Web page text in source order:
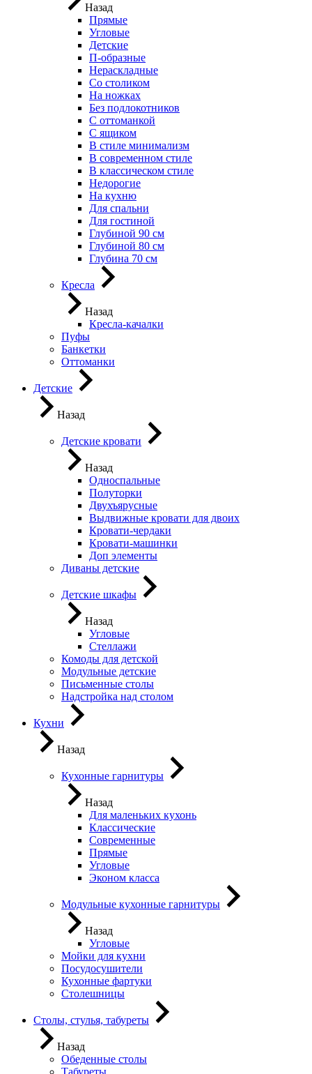
Назад
Прямые
Угловые
Детские
П-образные
Нераскладные
Со столиком
На ножках
Без подлокотников
С оттоманкой
С ящиком
В стиле минимализм
В современном стиле
В классическом стиле
Недорогие
На кухню
Для спальни
Для гостиной
Глубиной 90 см
Глубиной 80 см
Глубина 70 см
Кресла
Назад
Кресла-качалки
Пуфы
Банкетки
Оттоманки
Детские
Назад
Детские кровати
Назад
Односпальные
Полуторки
Двухъярусные
Выдвижные кровати для двоих
Кровати-чердаки
Кровати-машинки
Доп элементы
Диваны детские
Детские шкафы
Назад
Угловые
Стеллажи
Комоды для детской
Модульные детские
Письменные столы
Надстройка над столом
Кухни
Назад
Кухонные гарнитуры
Назад
Для маленьких кухонь
Классические
Современные
Прямые
Угловые
Эконом класса
Модульные кухонные гарнитуры
Назад
Угловые
Мойки для кухни
Посудосушители
Кухонные фартуки
Столешницы
Столы, стулья, табуреты
Назад
Обеденные столы
Табуреты